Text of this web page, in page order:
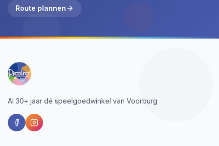
Route plannen
Al 30+ jaar dé speelgoedwinkel van Voorburg